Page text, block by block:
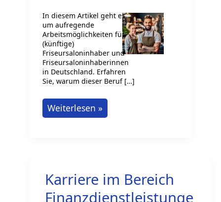
In diesem Artikel geht es
um aufregende
Arbeitsmöglichkeiten für
(künftige)
Friseursaloninhaber und
Friseursaloninhaberinnen
in Deutschland. Erfahren
Sie, warum dieser Beruf […]
Friseursalon-
Jobs:
geschicktes
Grooming
Weiterlesen »
Karriere im Bereich
Finanzdienstleistunge